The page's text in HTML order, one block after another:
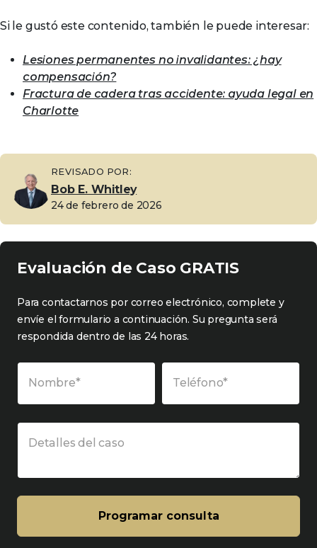
Si le gustó este contenido, también le puede interesar:
Lesiones permanentes no invalidantes: ¿hay
compensación?
Fractura de cadera tras accidente: ayuda legal en
Charlotte
REVISADO POR:
Bob E. Whitley
24 de febrero de 2026
Evaluación de Caso GRATIS
Para contactarnos por correo electrónico, complete y
envíe el formulario a continuación. Su pregunta será
respondida dentro de las 24 horas.
Nombre* Teléfono*
Detalles del caso
Programar consulta